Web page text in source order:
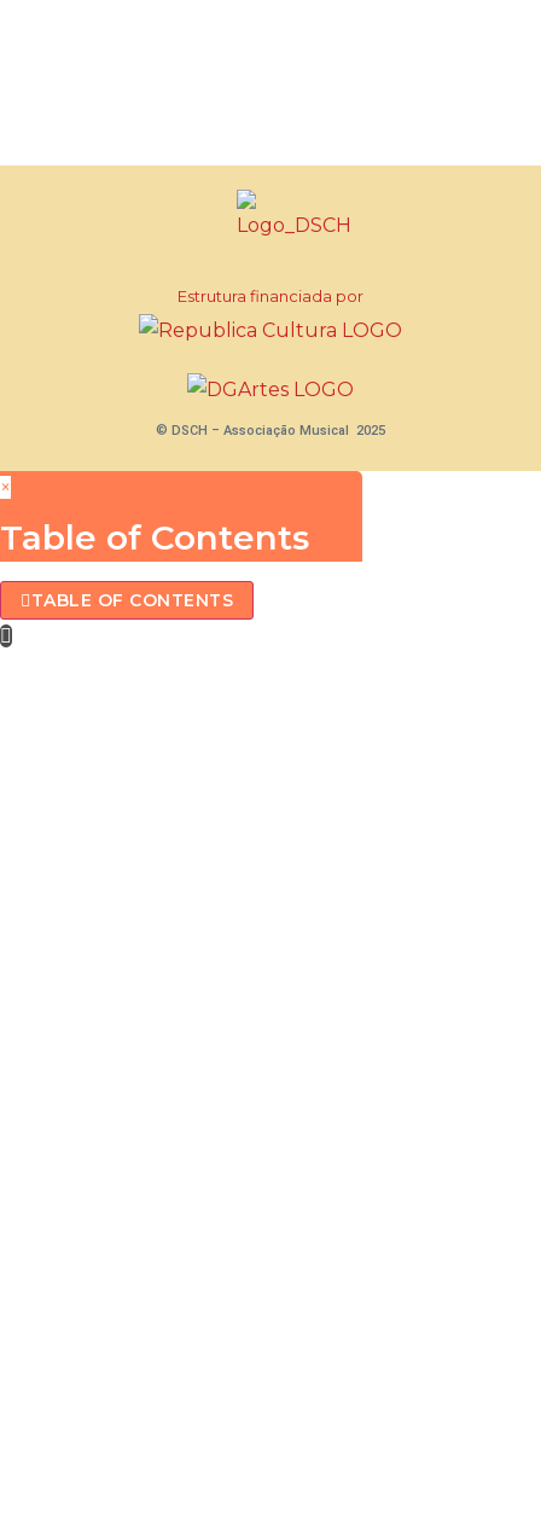
Estrutura financiada por
© DSCH – Associação Musical 2025
×
Table of Contents
TABLE OF CONTENTS